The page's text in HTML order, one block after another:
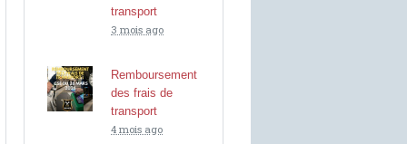
transport
3 mois ago
Remboursement
des frais de
transport
4 mois ago